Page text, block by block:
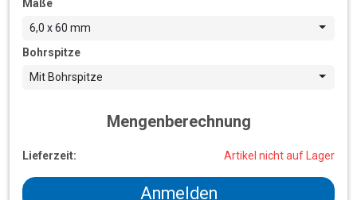
Maße
6,0 x 60 mm
Bohrspitze
Mit Bohrspitze
Mengenberechnung
Lieferzeit: Artikel nicht auf Lager
Anmelden